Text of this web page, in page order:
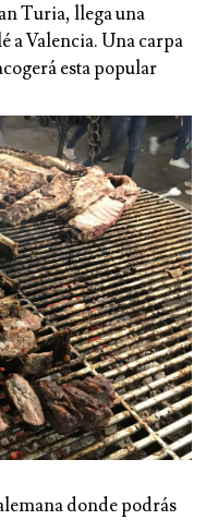
Turia, llega una
a Valencia. Una carpa
estapopular
donde podrás